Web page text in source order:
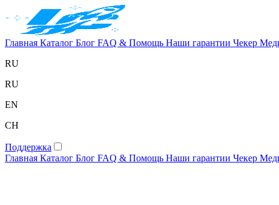
Главная Каталог Блог FAQ & Помощь Наши гарантии Чекер
RU
RU
EN
CH
Поддержка
Главная Каталог Блог FAQ & Помощь Наши гарантии Чекер